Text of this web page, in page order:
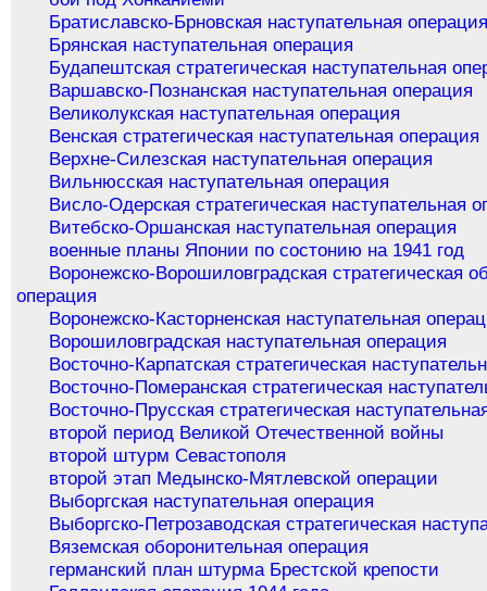
Братиславско-Брновская наступательная
Брянская наступательная операция
Будапештская стратегическая наступательная
Варшавско-Познанская наступательная операция
Великолукская наступательная операция
Венская стратегическая наступательная операция
Верхне-Силезская наступательная операция
Вильнюсская наступательная операция
Висло-Одерская стратегическая наступательная
Витебско-Оршанская наступательная операция
военные планы Японии по состонию на 1941 год
Воронежско-Ворошиловградская стратегическая
операция
Воронежско-Касторненская наступательная
Ворошиловградская наступательная операция
Восточно-Карпатская стратегическая
Восточно-Померанская стратегическая
Восточно-Прусская стратегическая
второй период Великой Отечественной войны
второй штурм Севастополя
второй этап Медынско-Мятлевской операции
Выборгская наступательная операция
Выборгско-Петрозаводская стратегическая
Вяземская оборонительная операция
германский план штурма Брестской крепости